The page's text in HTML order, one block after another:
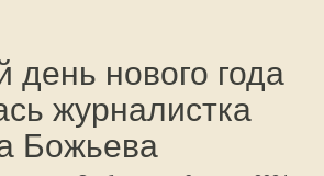
день нового года
журналистка
Божьева